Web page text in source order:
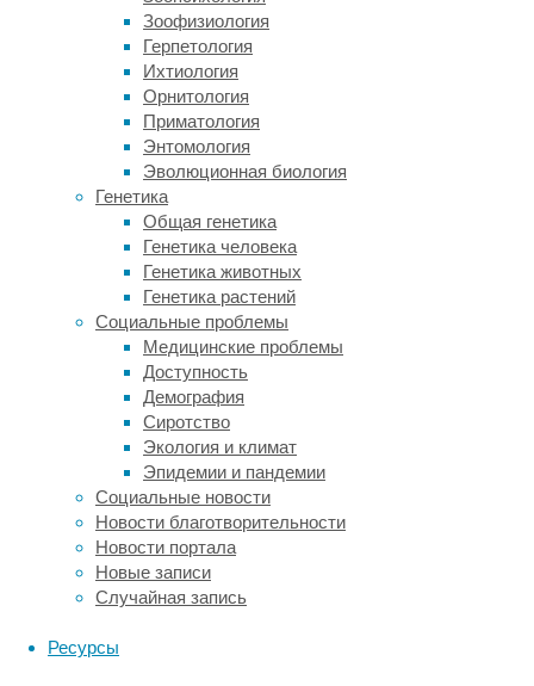
Зоофизиология
Герпетология
Ихтиология
Орнитология
Приматология
Энтомология
Эволюционная биология
Генетика
Общая генетика
Генетика человека
Генетика животных
Генетика растений
Социальные проблемы
Медицинские проблемы
Доступность
Демография
Сиротство
Экология и климат
Эпидемии и пандемии
Социальные новости
Новости благотворительности
Новости портала
Новые записи
Случайная запись
Ресурсы
эпилепсией,
которые
проходят
лечение
клинике
Боннского
университета.
Некоторым
таким
пациентам
хирургически
внедряют
тонкие
электроды,
которые
регистрируют
активность
нейронов,
позволяя
точнее
локализовать
очаг,
из
которого
них